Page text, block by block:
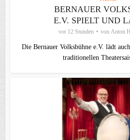
BERNAUER
E.V. SPIELT UND
vor 12 Stunden von Anton
Die Bernauer Volksbühne e.V. lädt
traditionellen